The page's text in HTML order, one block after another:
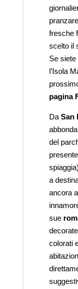
fresche
scelto il
Se
l’Isola
pagina
Da San
del
a
ancora
sue
colorati